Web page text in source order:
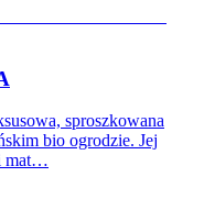
sproszkowana
bio ogrodzie. Jej
mat…